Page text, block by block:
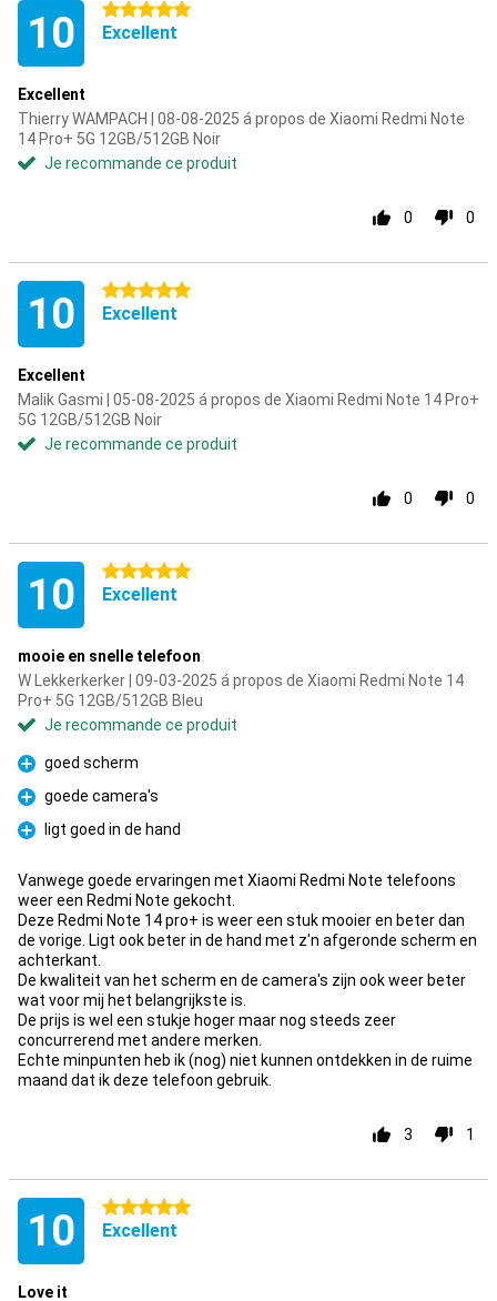
10 5 étoiles
Excellent
Excellent
Thierry WAMPACH | 08-08-2025 á propos de Xiaomi Redmi Note
14 Pro+ 5G 12GB/512GB Noir
Je recommande ce produit
0 0
10 5 étoiles
Excellent
Excellent
Malik Gasmi | 05-08-2025 á propos de Xiaomi Redmi Note 14 Pro+
5G 12GB/512GB Noir
Je recommande ce produit
0 0
10 5 étoiles
Excellent
mooie en snelle telefoon
W Lekkerkerker | 09-03-2025 á propos de Xiaomi Redmi Note 14
Pro+ 5G 12GB/512GB Bleu
Je recommande ce produit
Pour
goed scherm
Pour
goede camera's
Pour
ligt goed in de hand
Vanwege goede ervaringen met Xiaomi Redmi Note telefoons
weer een Redmi Note gekocht.
Deze Redmi Note 14 pro+ is weer een stuk mooier en beter dan
de vorige. Ligt ook beter in de hand met z'n afgeronde scherm en
achterkant.
De kwaliteit van het scherm en de camera's zijn ook weer beter
wat voor mij het belangrijkste is.
De prijs is wel een stukje hoger maar nog steeds zeer
concurrerend met andere merken.
Echte minpunten heb ik (nog) niet kunnen ontdekken in de ruime
maand dat ik deze telefoon gebruik.
3 1
10 5 étoiles
Excellent
Love it